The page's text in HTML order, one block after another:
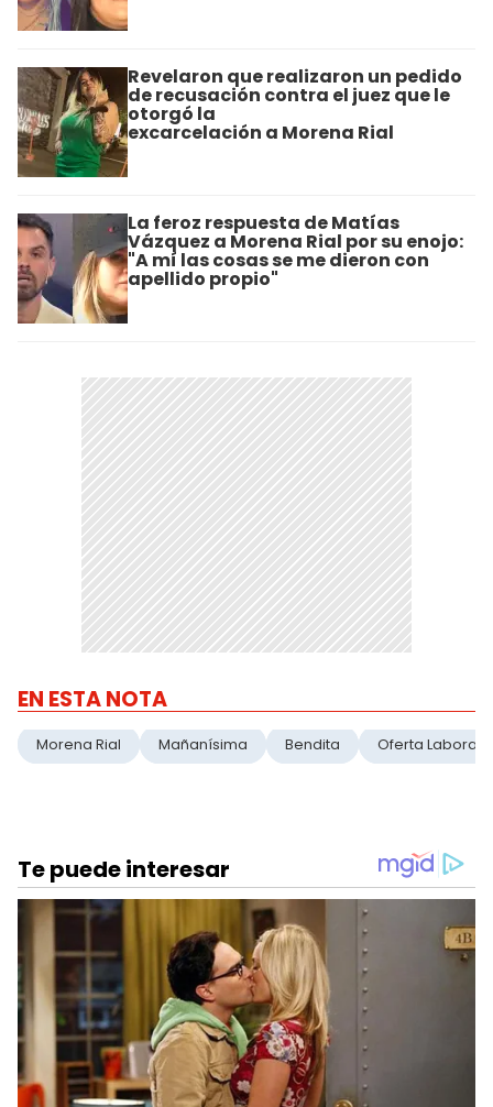
Revelaron que realizaron un pedido
de recusación contra el juez que le
otorgó la
excarcelación a Morena Rial
La feroz respuesta de Matías
Vázquez a Morena Rial por su enojo:
"A mí las cosas se me dieron con
apellido propio"
EN ESTA NOTA
Morena Rial Mañanísima Bendita Oferta Laboral